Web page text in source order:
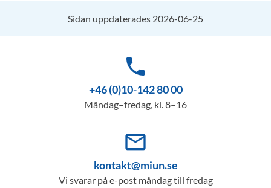
Sidan uppdaterades 2026-06-25
phone
+46 (0)10-142 80 00
Måndag–fredag, kl. 8–16
mail_outline
kontakt@miun.se
Vi svarar på e-post måndag till fredag